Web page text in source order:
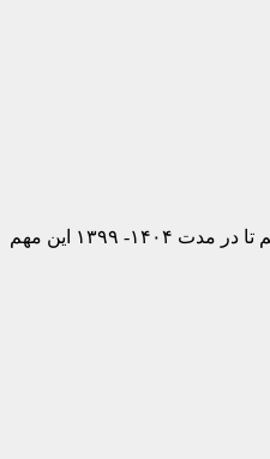
راساس سند چشم انداز ۱۴۰۴ ظرفیت فولاد سازی کشور ۵۵ میلیون تن پیش بینی شده که برای تحقق این مهم، اکنون بطور متوسط سالانه نیاز به ظرفیت سه میلیون تنی داریم تا در مدت ۱۴۰۴- ۱۳۹۹ این مهم